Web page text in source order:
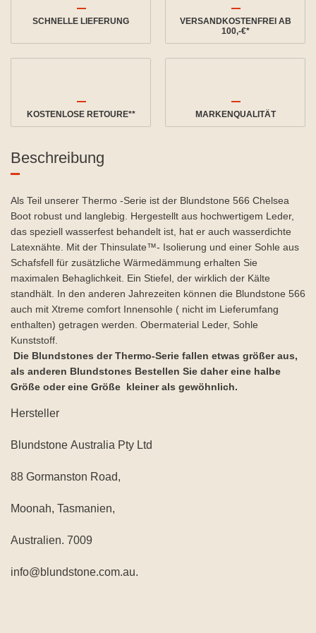
SCHNELLE LIEFERUNG
VERSANDKOSTENFREI AB
100,-€*
KOSTENLOSE RETOURE** MARKENQUALITÄT
Beschreibung
Als Teil unserer Thermo -Serie ist der Blundstone 566 Chelsea
Boot robust und langlebig. Hergestellt aus hochwertigem Leder,
das speziell wasserfest behandelt ist, hat er auch wasserdichte
Latexnähte. Mit der Thinsulate™- Isolierung und einer Sohle aus
Schafsfell für zusätzliche Wärmedämmung erhalten Sie
maximalen Behaglichkeit. Ein Stiefel, der wirklich der Kälte
standhält. In den anderen Jahrezeiten können die Blundstone 566
auch mit Xtreme comfort Innensohle ( nicht im Lieferumfang
enthalten) getragen werden. Obermaterial Leder, Sohle
Kunststoff.
Die Blundstones der Thermo-Serie fallen etwas größer aus,
als anderen Blundstones Bestellen Sie daher eine halbe
Größe oder eine Größe kleiner als gewöhnlich.
Hersteller
Blundstone Australia Pty Ltd
88 Gormanston Road,
Moonah, Tasmanien,
Australien. 7009
info@blundstone.com.au.